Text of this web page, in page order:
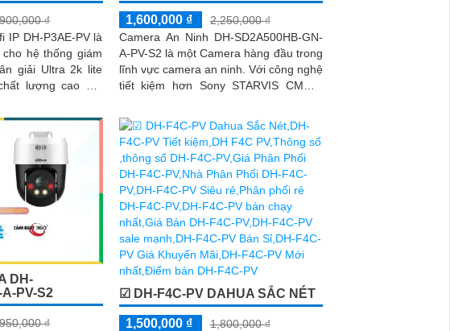
₫
IP DH-P3AE-PV là
hệ thống giám
giải Ultra 2k lite
1,600,000 ₫
2,250,000 ₫
Camera An Ninh DH-SD2A500HB-GN-
A-PV-S2 là một Camera hàng đầu trong
lĩnh vực camera an ninh. Với công nghệ
tiết kiệm hơn Sony STARVIS CMOS,
trong màu sắc tự nhiên với khoảng
cách lên đến 30m
DH-
PV-S2
₫
☑ DH-F4C-PV DAHUA SẮC NÉT
1,500,000 ₫
1,800,000 ₫